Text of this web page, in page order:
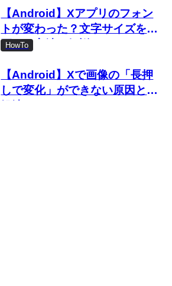
【Android】Xアプリのフォン
トが変わった？文字サイズを変
更する方法を解説
HowTo
【Android】Xで画像の「長押
しで変化」ができない原因と対